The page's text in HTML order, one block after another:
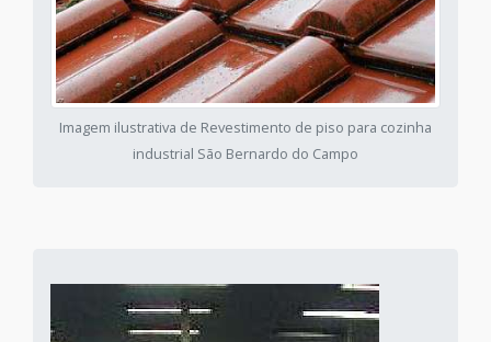
Imagem ilustrativa de Revestimento de piso para cozinha
industrial São Bernardo do Campo